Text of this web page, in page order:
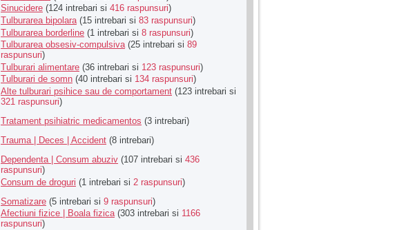
Sinucidere (124 intrebari si 416 raspunsuri)
Tulburarea bipolara(15 intrebari si 83 raspunsuri)
Tulburarea borderline (1 intrebari si 8 raspunsuri)
Tulburarea obsesiv-compulsiva(25 intrebari si 89
raspunsuri)
Tulburari alimentare (36 intrebari si 123 raspunsuri)
Tulburari de somn (40 intrebari si 134 raspunsuri)
Alte tulburari psihice sau de comportament (123 intrebari si
321 raspunsuri)
Tratament psihiatric medicamentos (3 intrebari)
Trauma | Deces | Accident (8 intrebari)
Dependenta | Consum abuziv (107 intrebari si 436
raspunsuri)
Consum de droguri (1 intrebari si 2 raspunsuri)
Somatizare (5 intrebari si 9 raspunsuri)
Afectiuni fizice | Boala fizica(303 intrebari si 1166
raspunsuri)